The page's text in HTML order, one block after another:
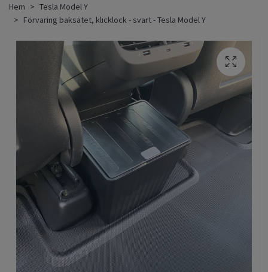
Hem
Tesla Model Y
Förvaring baksätet, klicklock - svart - Tesla Model Y